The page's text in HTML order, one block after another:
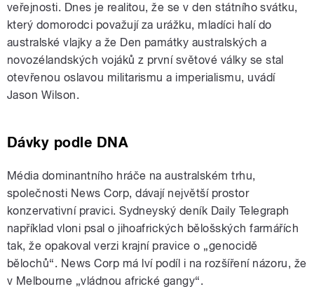
veřejnosti. Dnes je realitou, že se v den státního svátku,
který domorodci považují za urážku, mladíci halí do
australské vlajky a že Den památky australských a
novozélandských vojáků z první světové války se stal
otevřenou oslavou militarismu a imperialismu, uvádí
Jason Wilson.
Dávky podle DNA
Média dominantního hráče na australském trhu,
společnosti News Corp, dávají největší prostor
konzervativní pravici. Sydneyský deník Daily Telegraph
například vloni psal o jihoafrických bělošských farmářích
tak, že opakoval verzi krajní pravice o „genocidě
bělochů“. News Corp má lví podíl i na rozšíření názoru, že
v Melbourne „vládnou africké gangy“.